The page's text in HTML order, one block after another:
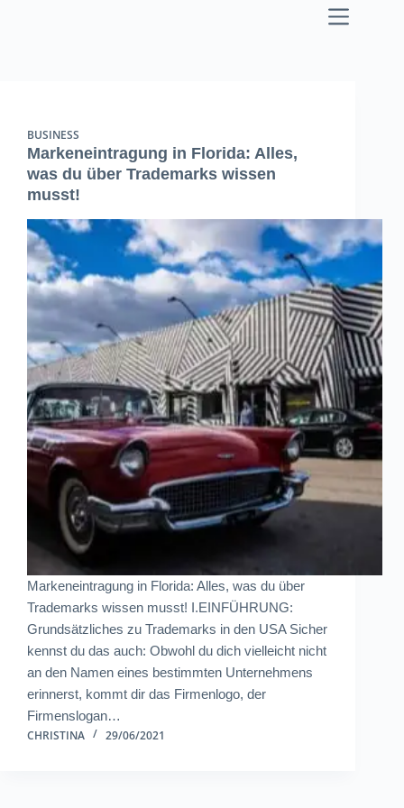
BUSINESS
Markeneintragung in Florida: Alles,
was du über Trademarks wissen
musst!
Markeneintragung in Florida: Alles, was du über
Trademarks wissen musst! I.EINFÜHRUNG:
Grundsätzliches zu Trademarks in den USA Sicher
kennst du das auch: Obwohl du dich vielleicht nicht
an den Namen eines bestimmten Unternehmens
erinnerst, kommt dir das Firmenlogo, der
Firmenslogan…
CHRISTINA
29/06/2021